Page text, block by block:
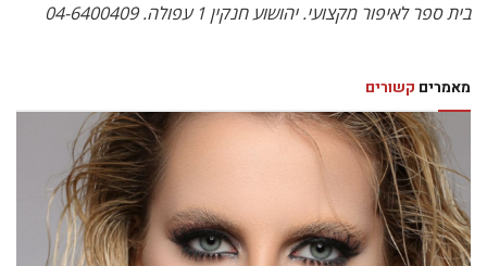
בית ספר לאיפור מקצועי. יהושוע חנקין 1 עפולה. 04-6400409
מאמרים קשורים